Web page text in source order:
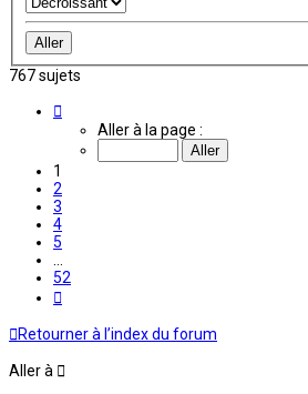
767 sujets
Aller à la page :
1
2
3
4
5
52
Retourner à l’index du forum
Aller à